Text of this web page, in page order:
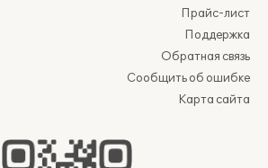
Прайс-лист
Поддержка
Обратная связь
Сообщить об ошибке
Карта сайта